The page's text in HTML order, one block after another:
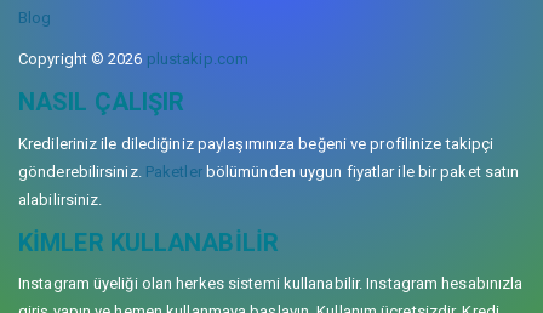
Blog
Copyright © 2026 plustakip.com
NASIL ÇALIŞIR
Kredileriniz ile dilediğiniz paylaşımınıza beğeni ve profilinize takipçi
gönderebilirsiniz. Paketlerbölümünden uygun fiyatlar ile bir paket satın
alabilirsiniz.
KIMLER KULLANABILIR
Instagram üyeliği olan herkes sistemi kullanabilir. Instagram hesabınızla